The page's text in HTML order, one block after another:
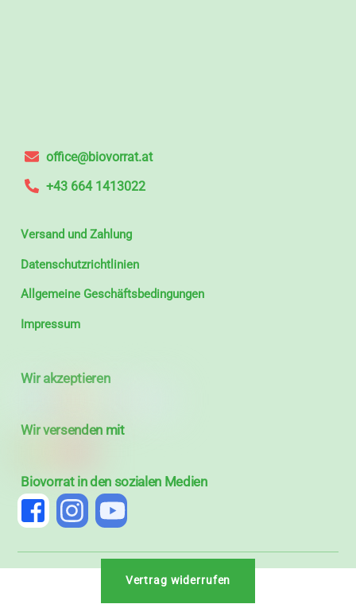
office@biovorrat.at
+43 664 1413022
Versand und Zahlung
Datenschutzrichtlinien
Allgemeine Geschäftsbedingungen
Impressum
Wir akzeptieren
Wir versenden mit
Biovorrat in den sozialen Medien
Vertrag widerrufen